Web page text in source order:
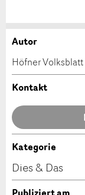
Anzeige
Ihr Feedback
Anzeige
Anzeige
Anzeige
Empfehlen Sie
Autor
Höfner
Kontakt
Kontakt
Verfassen Sie
Kategorie
Dies & Das